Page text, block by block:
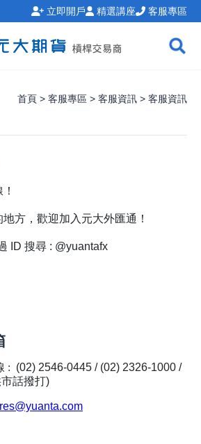
立即開戶 精選講座 客服專區
首頁 > 客服專區 > 客服資訊 > 客服資訊